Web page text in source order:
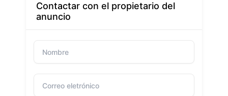
Contactar con el propietario del
anuncio